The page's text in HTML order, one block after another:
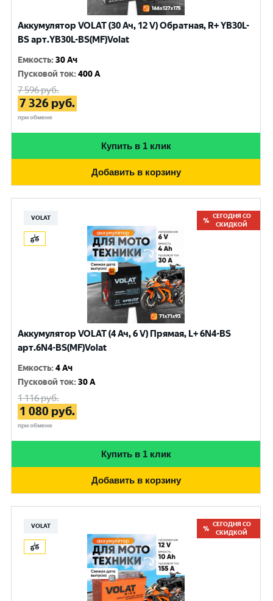
Аккумулятор VOLAT (30 Ач, 12 V) Обратная, R+ YB30L-
BS арт.YB30L-BS(MF)Volat
Емкость:30 Ач
Пусковой ток:400 A
7 596руб.
7 326 руб.
при обмене
Купить в 1 клик
Добавить в корзину
VOLAT
СЕГОДНЯ СО
СКИДКОЙ
Аккумулятор VOLAT (4 Ач, 6 V) Прямая, L+ 6N4-BS
арт.6N4-BS(MF)Volat
Емкость:4 Ач
Пусковой ток:30 A
1 116руб.
1 080 руб.
при обмене
Купить в 1 клик
Добавить в корзину
VOLAT
СЕГОДНЯ СО
СКИДКОЙ